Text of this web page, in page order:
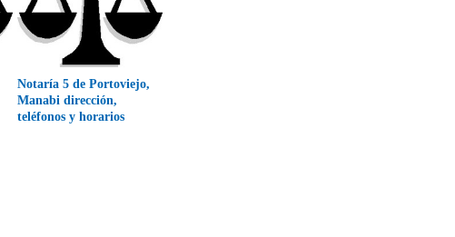
Notaría 5 de Portoviejo,
Manabi dirección,
teléfonos y horarios